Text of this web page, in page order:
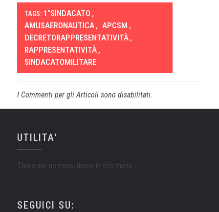
TAGS: 1°SINDACATO ,
AMUSAERONAUTICA , APCSM ,
DECRETORAPPRESENTATIVITÀ ,
RAPPRESENTATIVITÀ ,
SINDACATOMILITARE
I Commenti per gli Articoli sono disabilitati.
UTILITA'
There are no menu items in this menu.
SEGUICI SU: